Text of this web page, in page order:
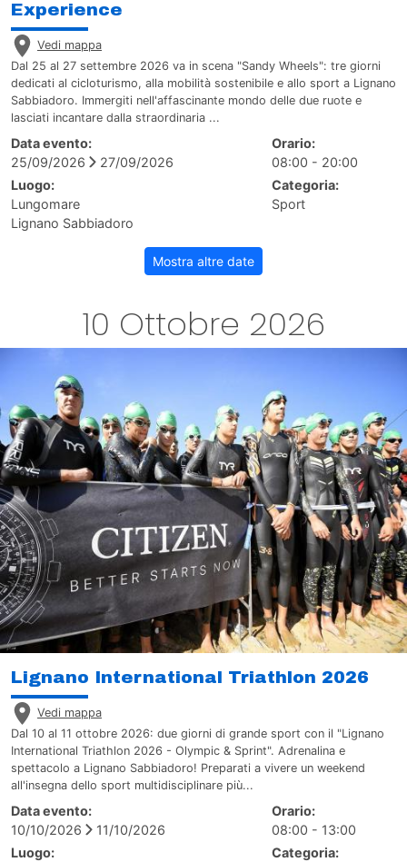
Experience
Vedi mappa
Dal 25 al 27 settembre 2026 va in scena "Sandy Wheels": tre giorni
dedicati al cicloturismo, alla mobilità sostenibile e allo sport a Lignano
Sabbiadoro. Immergiti nell'affascinante mondo delle due ruote e
lasciati incantare dalla straordinaria ...
Data evento:
25/09/2026
27/09/2026
Orario:
08:00 - 20:00
Luogo:
Lungomare
Lignano Sabbiadoro
Categoria:
Sport
Mostra altre date
10 Ottobre 2026
Lignano International Triathlon 2026
Vedi mappa
Dal 10 al 11 ottobre 2026: due giorni di grande sport con il "Lignano
International Triathlon 2026 - Olympic & Sprint". Adrenalina e
spettacolo a Lignano Sabbiadoro! Preparati a vivere un weekend
all'insegna dello sport multidisciplinare più...
Data evento:
10/10/2026
11/10/2026
Orario:
08:00 - 13:00
Luogo:
Categoria: